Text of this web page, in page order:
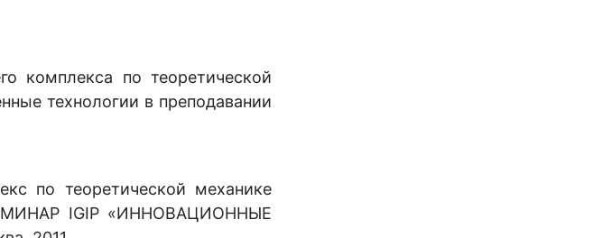
по теоретической
технологии в преподавании
по теоретической механике
IGIP «ИННОВАЦИОННЫЕ